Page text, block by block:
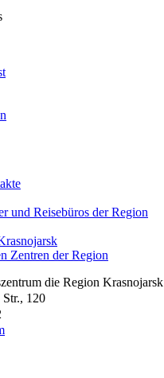
und Reisebüros der Region
Zentren der Region
die Region Krasnojarsk
120